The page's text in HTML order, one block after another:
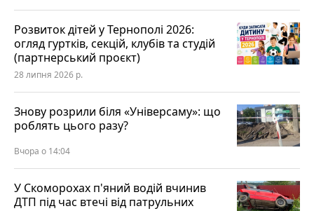
Розвиток дітей у Тернополі 2026:
огляд гуртків, секцій, клубів та студій
(партнерський проєкт)
28 липня 2026 р.
Знову розрили біля «Універсаму»: що
роблять цього разу?
Вчора о 14:04
У Скоморохах п'яний водій вчинив
ДТП під час втечі від патрульних